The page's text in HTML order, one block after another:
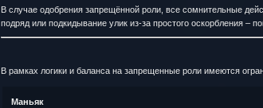
В случае одобрения запрещённой роли, все сомнительные
подряд или подкидывание улик из-за простого оскорбления –
В рамках логики и баланса на запрещенные роли имеются
Маньяк